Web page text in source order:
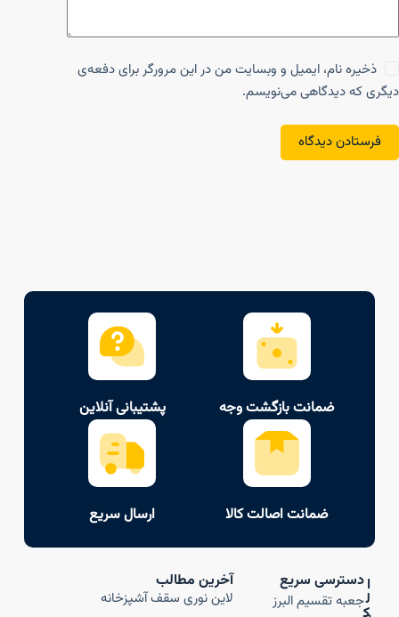
ذخیره نام، ایمیل و وبسایت من در این مرورگر برای دفعه‌ی
دیگری که دیدگاهی می‌نویسم.
فرستادن دیدگاه
ضمانت بازگشت وجه پشتیبانی آنلاین
ضمانت اصالت کالا ارسال سریع
ا
ل
دسترسی سریع
جعبه تقسیم البرز
آخرین مطالب
لاین نوری سقف آشپزخانه